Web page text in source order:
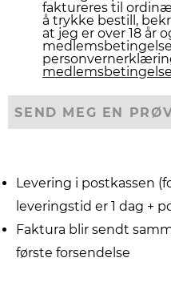
faktureres til
å trykke bestill,
at jeg er over 18 år
SEND MEG EN
Levering i postkassen
leveringstid er 1 dag +
Faktura blir sendt
første forsendelse